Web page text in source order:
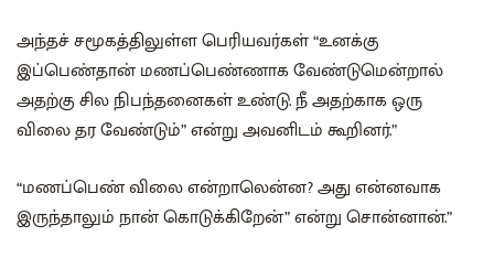
அந்தச் சமூகத்திலுள்ள பெரியவர்கள் “உனக்கு
இப்பெண்தான் மணப்பெண்ணாக வேண்டுமென்றால்
அதற்கு சில நிபந்தனைகள் உண்டு. நீ அதற்காக ஒரு
விலை தர வேண்டும்” என்று அவனிடம் கூறினர்.”
“மணப்பெண் விலை என்றாலென்ன? அது என்னவாக
இருந்தாலும் நான் கொடுக்கிறேன்” என்று சொன்னான்.”